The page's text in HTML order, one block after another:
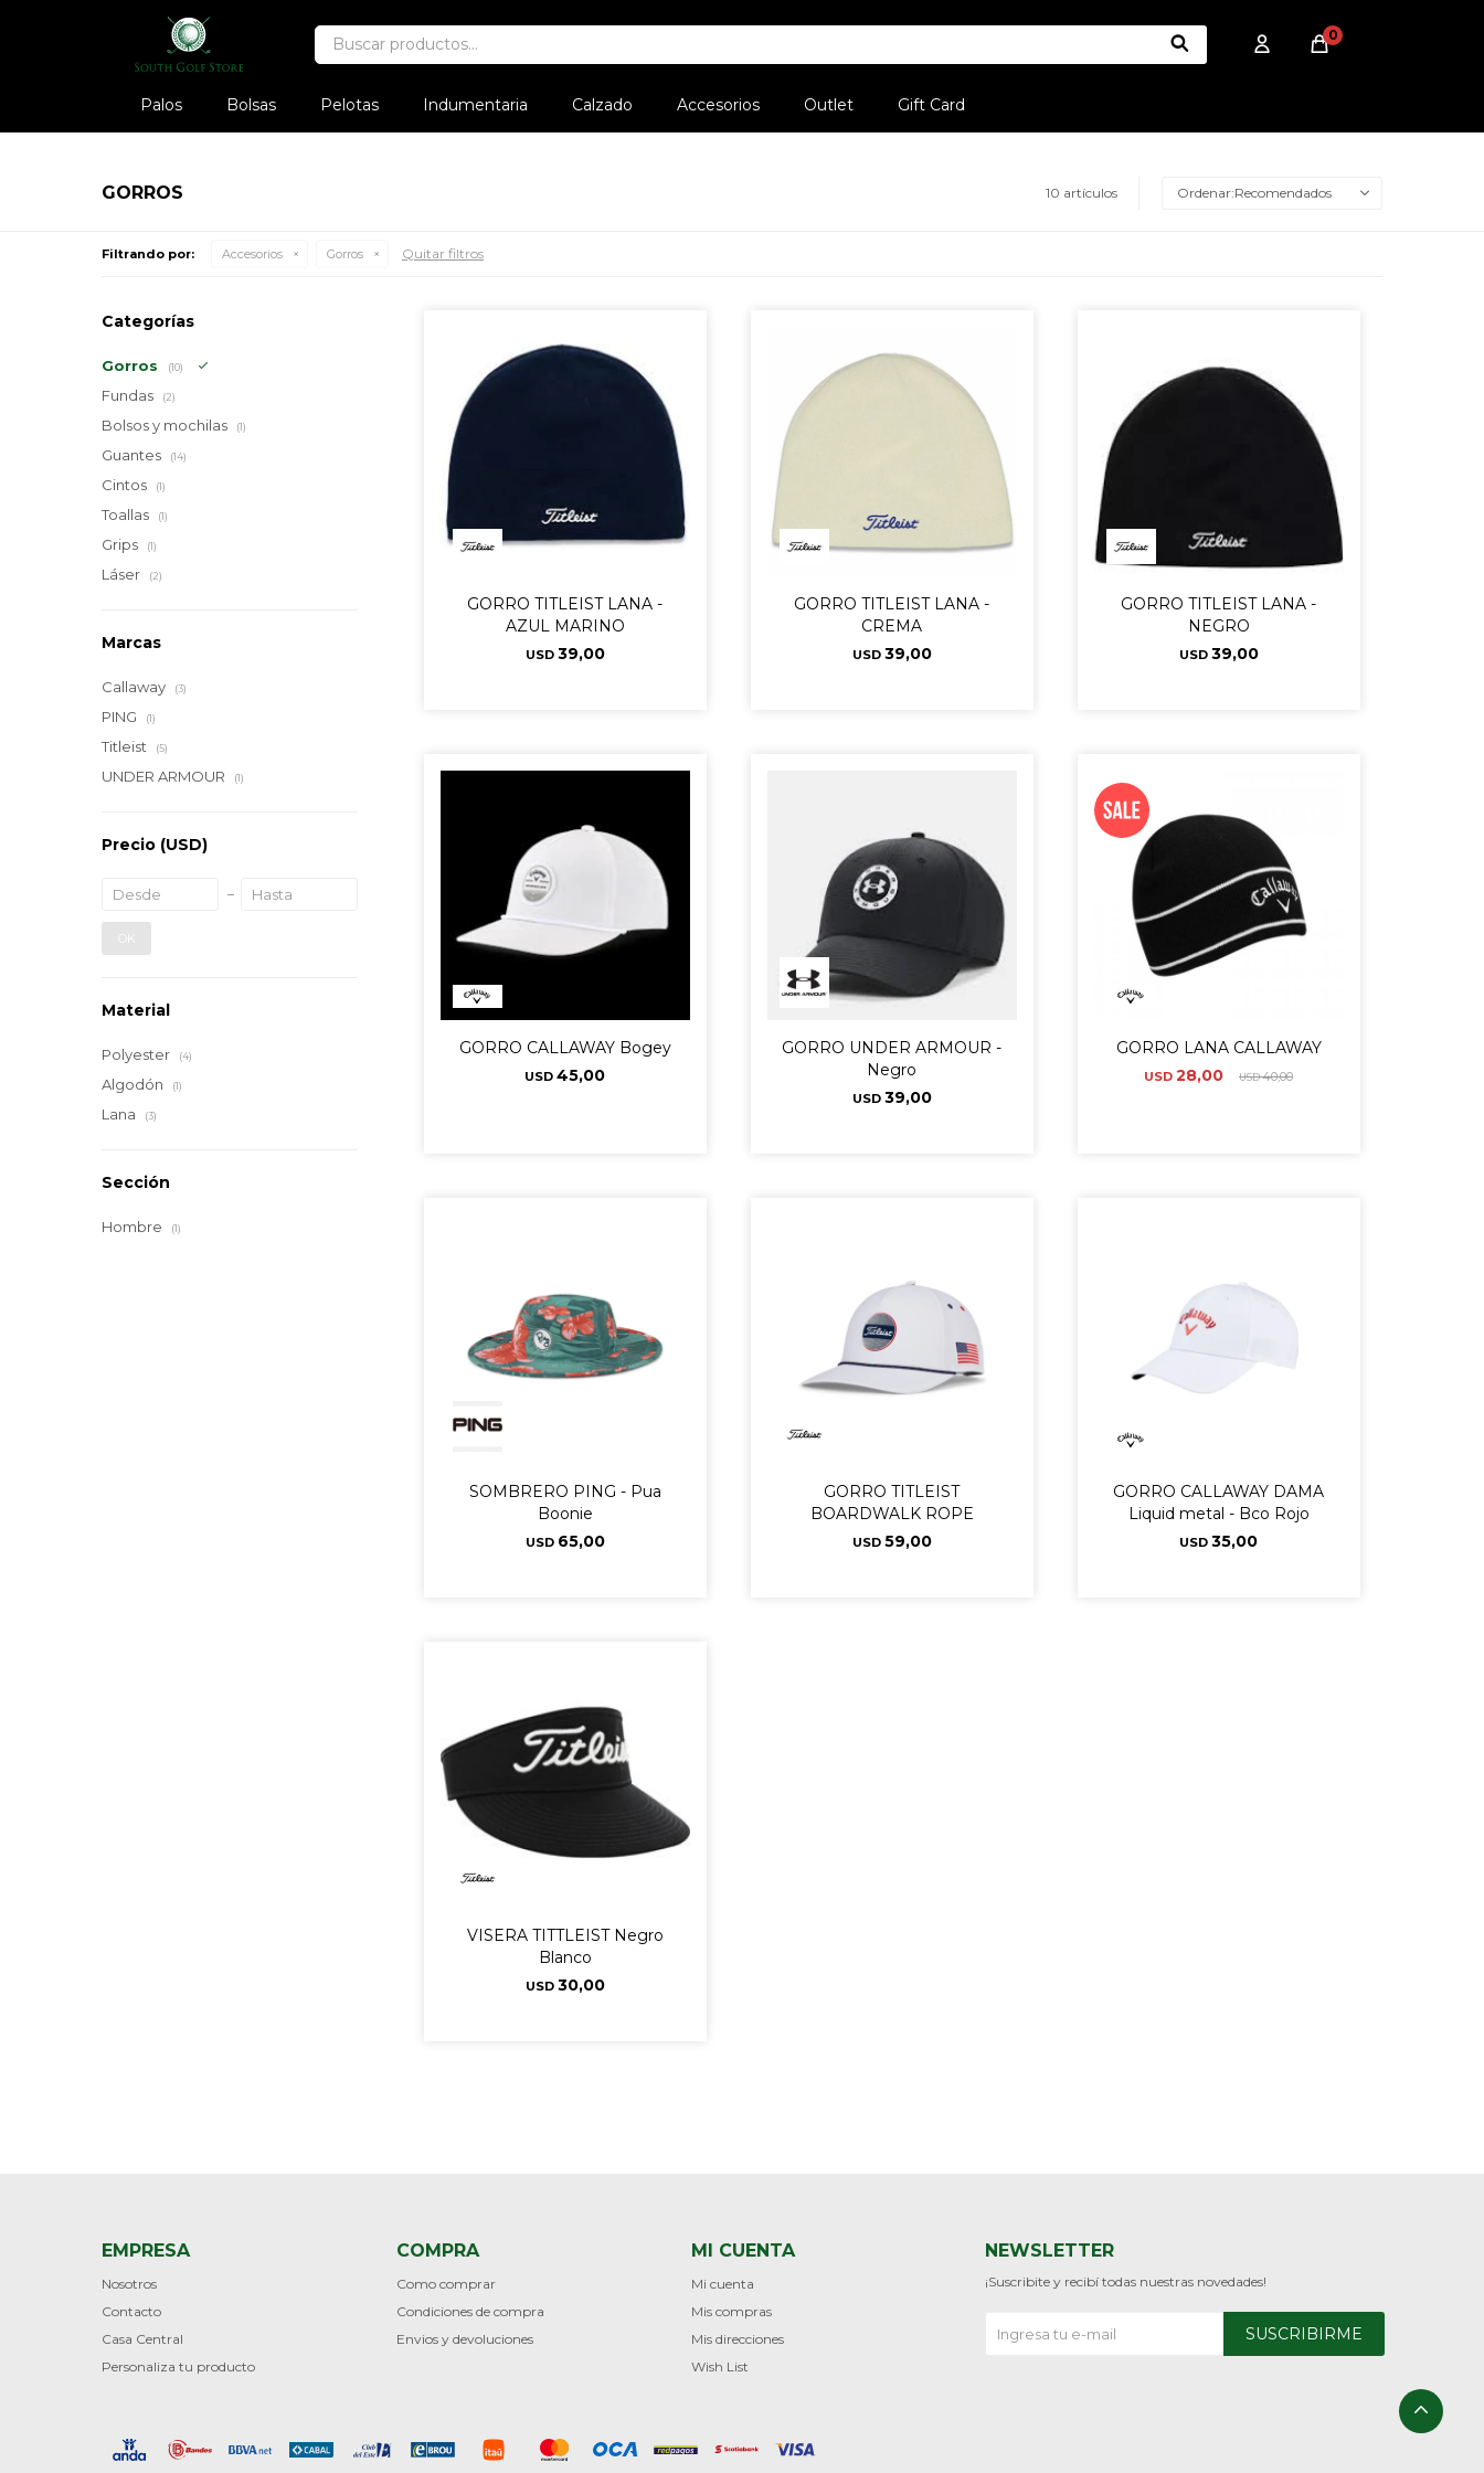
Palos Bolsas Pelotas Indumentaria Calzado Accesorios Outlet Gift Card
0
GORROS 10 artículos Recomendados
Filtrando por: Accesorios Gorros Quitar filtros
GORRO TITLEIST LANA -
AZUL MARINO
USD 39,00
GORRO TITLEIST LANA -
CREMA
USD 39,00
GORRO TITLEIST LANA -
NEGRO
USD 39,00
GORRO CALLAWAY Bogey
USD 45,00
GORRO UNDER ARMOUR -
Negro
USD 39,00
GORRO LANA CALLAWAY
USD 28,00 USD40,00
SOMBRERO PING - Pua
Boonie
USD 65,00
GORRO TITLEIST
BOARDWALK ROPE
USD 59,00
GORRO CALLAWAY DAMA
Liquid metal - Bco Rojo
USD 35,00
VISERA TITTLEIST Negro
Blanco
USD 30,00
Categorías
Gorros (10)
Fundas (2)
Bolsos y mochilas (1)
Guantes (14)
Cintos (1)
Toallas (1)
Grips (1)
Láser (2)
Marcas
Callaway (3)
PING (1)
Titleist (5)
UNDER ARMOUR (1)
Precio (USD)
OK
Material
Polyester (4)
Algodón (1)
Lana (3)
Sección
Hombre (1)
EMPRESA
Nosotros
Contacto
Casa Central
Personaliza tu producto
COMPRA
Como comprar
Condiciones de compra
Envios y devoluciones
MI CUENTA
Mi cuenta
Mis compras
Mis direcciones
Wish List
NEWSLETTER
¡Suscribite y recibí todas nuestras novedades!
SUSCRIBIRME